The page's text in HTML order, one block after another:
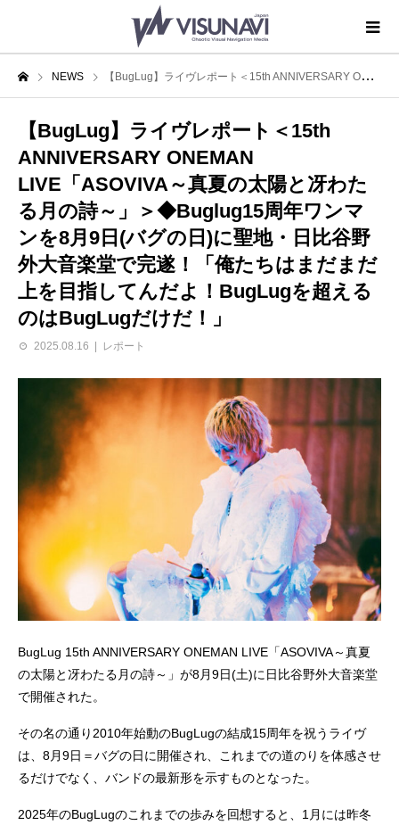
NEWS 【BugLug】ライヴレポート＜15th ANNIVERSARY ONEMAN LIVE「ASOVIVA～真夏の太陽と冴わたる月の詩～」＞◆Buglug15周年ワンマンを8月9日(バグの日)に聖地・日比谷野外大音楽堂で完遂！「俺たちはまだまだ上を目指してんだよ！BugLugを超えるのはBugLugだけだ！」
【BugLug】ライヴレポート＜15th
ANNIVERSARY ONEMAN
LIVE「ASOVIVA～真夏の太陽と冴わた
る月の詩～」＞◆Buglug15周年ワンマ
ンを8月9日(バグの日)に聖地・日比谷野
外大音楽堂で完遂！「俺たちはまだまだ
上を目指してんだよ！BugLugを超える
のはBugLugだけだ！」
2025.08.16 レポート
BugLug 15th ANNIVERSARY ONEMAN LIVE「ASOVIVA～真夏
の太陽と冴わたる月の詩～」が8月9日(土)に日比谷野外大音楽堂
で開催された。
その名の通り2010年始動のBugLugの結成15周年を祝うライヴ
は、8月9日＝バグの日に開催され、これまでの道のりを体感させ
るだけでなく、バンドの最新形を示すものとなった。
2025年のBugLugのこれまでの歩みを回想すると、1月には昨冬